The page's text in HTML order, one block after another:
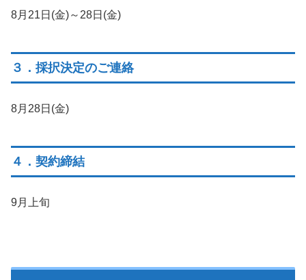
8月21日(金)～28日(金)
３．採択決定のご連絡
8月28日(金)
４．契約締結
9月上旬